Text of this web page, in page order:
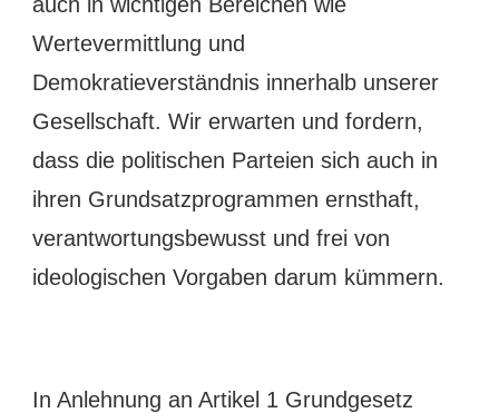
Wertevermittlung und
Demokratieverständnis innerhalb unserer
Gesellschaft. Wir erwarten und fordern,
dass die politischen Parteien sich auch in
ihren Grundsatzprogrammen ernsthaft,
verantwortungsbewusst und frei von
ideologischen Vorgaben darum kümmern.
In Anlehnung an Artikel 1 Grundgesetz